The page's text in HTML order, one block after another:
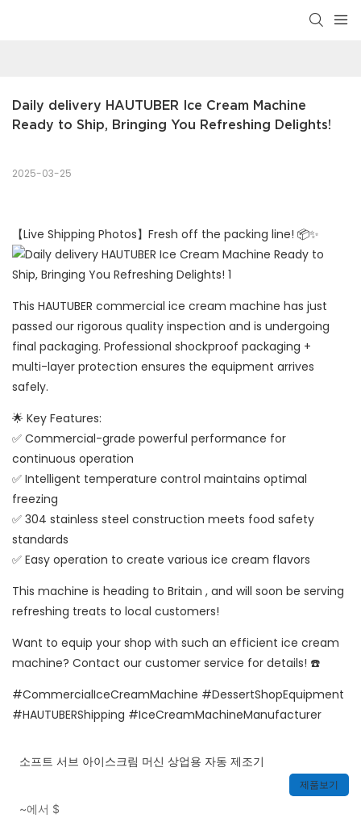
Daily delivery HAUTUBER Ice Cream Machine
Ready to Ship, Bringing You Refreshing Delights!
2025-03-25
【Live Shipping Photos】Fresh off the packing line! 📦✨
This HAUTUBER commercial ice cream machine has just
passed our rigorous quality inspection and is undergoing
final packaging. Professional shockproof packaging +
multi-layer protection ensures the equipment arrives
safely.
🌟 Key Features:
✅ Commercial-grade powerful performance for
continuous operation
✅ Intelligent temperature control maintains optimal
freezing
✅ 304 stainless steel construction meets food safety
standards
✅ Easy operation to create various ice cream flavors
This machine is heading to Britain , and will soon be serving
refreshing treats to local customers!
Want to equip your shop with such an efficient ice cream
machine? Contact our customer service for details! ☎️
#CommercialIceCreamMachine #DessertShopEquipment
#HAUTUBERShipping #IceCreamMachineManufacturer
소프트 서브 아이스크림 머신 상업용 자동 제조기
~에서 $
제품보기